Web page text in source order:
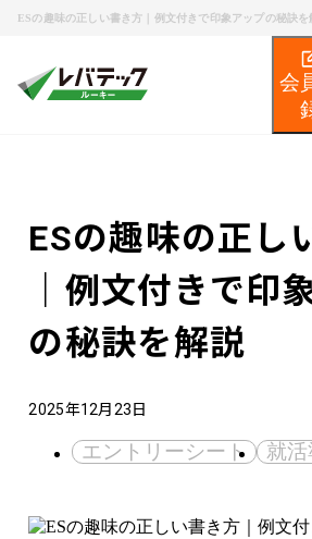
ESの趣味の正しい書き方｜例文付きで印象アップの秘訣を
会
エンジ
ESの趣味の正し
｜例文付きで印
の秘訣を解説
2025年12月23日
エントリーシート 就